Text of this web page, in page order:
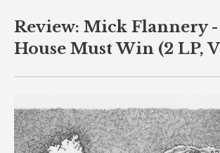
Review: Mick Flannery
House Must Win (2 LP,